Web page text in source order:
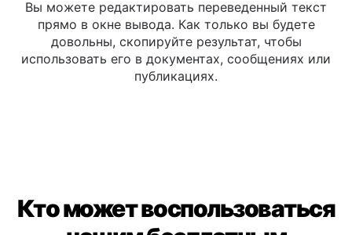
Скопировать или редактировать
Вы можете редактировать переведенный текст
прямо в окне вывода. Как только вы будете
довольны, скопируйте результат, чтобы